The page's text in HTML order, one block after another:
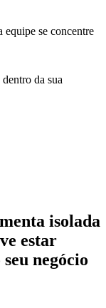
equipe se concentre
da sua
isolada
estar
negócio